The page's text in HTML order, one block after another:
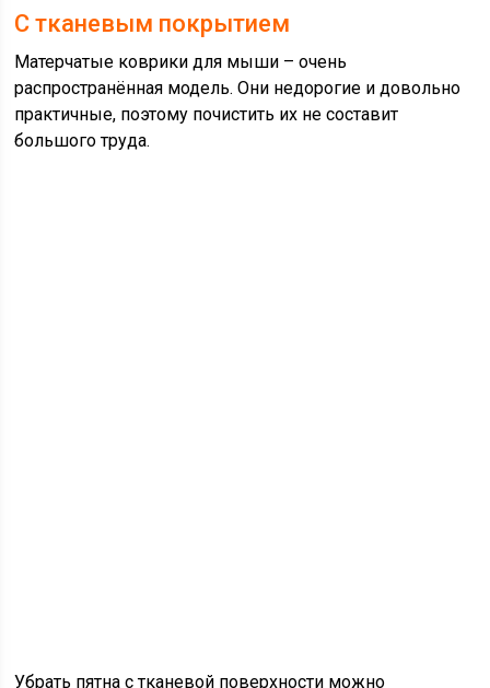
С тканевым покрытием
Матерчатые коврики для мыши – очень
распространённая модель. Они недорогие и довольно
практичные, поэтому почистить их не составит
большого труда.
Убрать пятна с тканевой поверхности можно